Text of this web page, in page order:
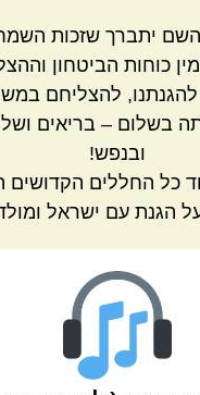
השם יתברך שזכות
כוחות הביטחון
להצליחם
בשלום – בריאים
ובנפש!
כל החללים הקדושים
הגנת עם ישראל